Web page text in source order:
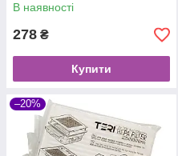
В наявності
278 ₴
Купити
–20%